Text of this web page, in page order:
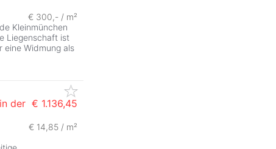
€ 300,- / m²
Kleinmünchen
Liegenschaft ist
eine Widmung als
der € 1.136,45
€ 14,85 / m²